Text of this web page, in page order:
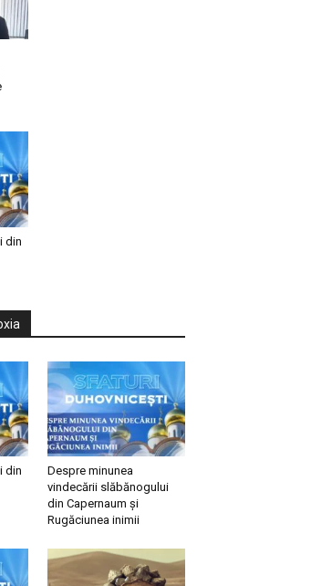
din
din
Despre minunea
vindecării slăbănogului
din Capernaum și
Rugăciunea inimii